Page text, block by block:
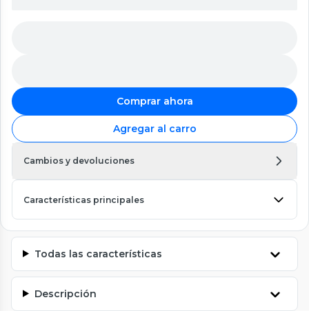
Comprar ahora
Agregar al carro
Cambios y devoluciones
Características principales
Todas las características
Descripción